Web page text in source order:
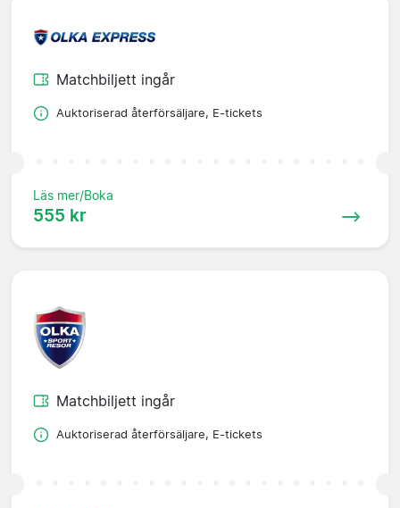
Matchbiljett ingår
Auktoriserad återförsäljare, E-tickets
Läs mer/Boka
555 kr
Matchbiljett ingår
Auktoriserad återförsäljare, E-tickets